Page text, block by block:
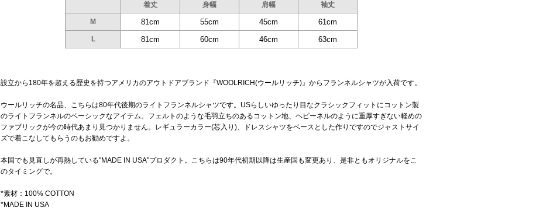
着丈
身幅 肩幅 袖丈
M 81cm 55cm 45cm 61cm
L 81cm 60cm 46cm 63cm
設立から180年を超える歴史を持つアメリカのアウトドアブランド『WOOLRICH(ウールリッチ)』からフランネルシャツが入荷です。
ウールリッチの名品、こちらは80年代後期のライトフランネルシャツです。USらしいゆったり目なクラシックフィットにコットン製
のライトフランネルのベーシックなアイテム。フェルトのような毛羽立ちのあるコットン地、ヘビーネルのように重厚すぎない軽めの
ファブリックが今の時代あまり見つかりません。レギュラーカラー(芯入り)、ドレスシャツをベースとした作りですのでジャストサイ
ズで着こなしてもらうのもお勧めですよ。
本国でも見直しが再熱している"MADE IN USA"プロダクト。こちらは90年代初期以降は生産国も変更あり、是非ともオリジナルをこ
のタイミングで。
*素材：100% COTTON
*MADE IN USA